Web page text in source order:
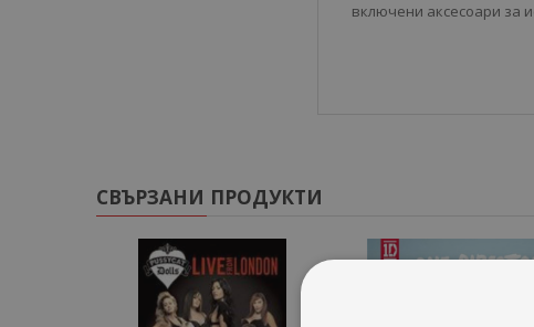
включени аксесоари за
СВЪРЗАНИ ПРОДУКТИ